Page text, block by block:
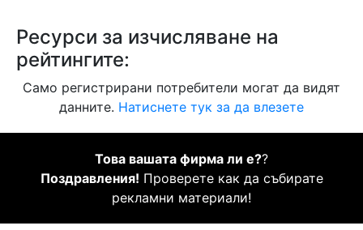
Ресурси за изчисляване на
рейтингите:
Само регистрирани потребители могат да видят
данните. Натиснете тук за да влезете
Това вашата фирма ли е??
Поздравления! Проверете как да събирате
рекламни материали!